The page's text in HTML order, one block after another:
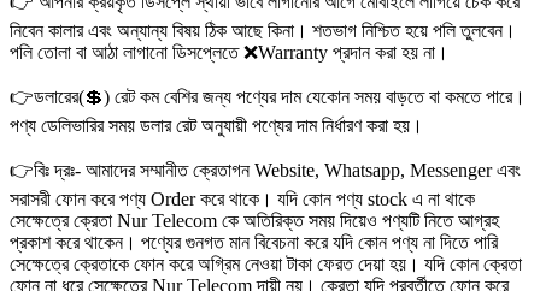
নিবেন কালার এবং অন্যান্য বিষয় ঠিক আছে কিনা। শতভাগ নিশ্চিত হয়ে পলি তুলবেন।
পলি তোলা বা আঠা লাগানো ডিসপ্লেতে ❌Warranty প্রদান করা হয় না।
👉ডলারের(💲) রেট কম বেশির জন্য পণ্যের দাম যেকোন সময় বাড়তে বা কমতে পারে।
পণ্য ডেলিভারির সময় ডলার রেট অনুযায়ী পণ্যের দাম নির্ধারণ করা হয়।
👉বিঃ দ্রঃ- আমাদের সম্মানীত ক্রেতাগন Website, Whatsapp, Messenger এবং
সরাসরী ফোন করে পণ্য Order করে থাকে। যদি কোন পণ্য stock এ না থাকে
সেক্ষেত্রে ক্রেতা Nur Telecom কে অতিরিক্ত সময় দিয়েও পণ্যটি নিতে আগ্রহ
প্রকাশ করে থাকেন। পণ্যের গুনগত মান বিবেচনা করে যদি কোন পণ্য না দিতে পারি
সেক্ষেত্রে ক্রেতাকে ফোন করে অগ্রিম নেওয়া টাকা ফেরত দেয়া হয়। যদি কোন ক্রেতা
ফোন না ধরে সেক্ষেত্রে Nur Telecom দায়ী নয়। ক্রেতা যদি পরবর্তীতে ফোন করে